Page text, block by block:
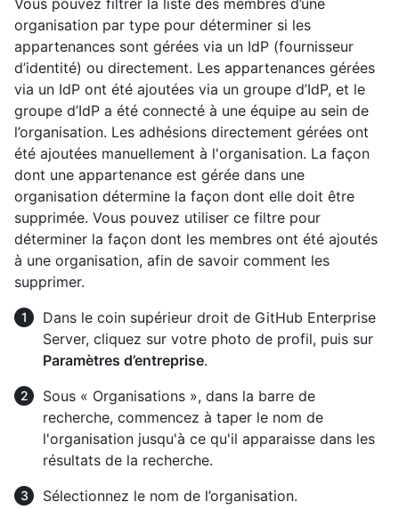
Vous pouvez filtrer la liste des membres d’une
organisation par type pour déterminer si les
appartenances sont gérées via un IdP (fournisseur
d’identité) ou directement. Les appartenances gérées
via un IdP ont été ajoutées via un groupe d’IdP, et le
groupe d’IdP a été connecté à une équipe au sein de
l’organisation. Les adhésions directement gérées ont
été ajoutées manuellement à l'organisation. La façon
dont une appartenance est gérée dans une
organisation détermine la façon dont elle doit être
supprimée. Vous pouvez utiliser ce filtre pour
déterminer la façon dont les membres ont été ajoutés
à une organisation, afin de savoir comment les
supprimer.
Dans le coin supérieur droit de GitHub Enterprise
Server, cliquez sur votre photo de profil, puis sur
Paramètres d’entreprise.
Sous « Organisations », dans la barre de
recherche, commencez à taper le nom de
l'organisation jusqu'à ce qu'il apparaisse dans les
résultats de la recherche.
Sélectionnez le nom de l’organisation.